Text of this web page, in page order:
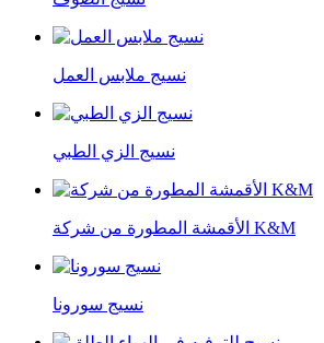
نسيج ملابس العمل
نسيج الزي الطبي
الأقمشة المطورة من شركة K&M
نسيج سورونا